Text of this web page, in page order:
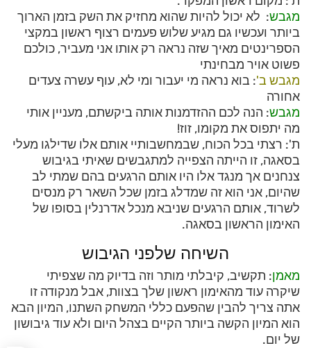
מגבש: לא יכול להיות שהוא מחזיק את השק בזמן הארוך
ביותר ועכשיו גם מגיע שלוש פעמים רצוף ראשון במקצי
הספרינטים מאיך שזה נראה רק אותו אני מעביר, כולכם
פשוט אויר מבחינתי
מגבש ב': בוא נראה מי יעבור ומי לא, עוף עשרה צעדים
אחורה
מגבש: הנה לכם ההזדמנות אותה ביקשתם, מעניין אותי
מה יתפוס את מקומו, זוז!
ת': רצתי בכל הכוח, שבמחשבותיי אותם אלו שדילגו מעלי
בסאגה, זו הייתה הצפייה למתגבשים שאיתי בגיבוש
צנחנים אך מנגד אלו היו אותם הרגעים בהם שמתי לב
שהיום, אני הוא זה שמדלג בזמן שכל השאר רק מנסים
לשרוד, אותם הרגעים שניבא מנכל אדרנלין בסופו של
האימון הראשון בסאגה.
השיחה שלפני הגיבוש
מאמן: תקשיב, קיבלתי מותר וזה בדיוק מה שצפיתי
שיקרה עוד מהאימון ראשון שלך בצוות, אבל מנקודה זו
אתה צריך להבין שהפעם כללי המשחק השתנו, המיון הבא
הוא המיון הקשה ביותר הקיים בצהל היום ולא עוד גיבושון
של יום.